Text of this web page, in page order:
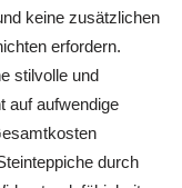
keine zusätzlichen
erfordern.
stilvolle und
auf aufwendige
durch